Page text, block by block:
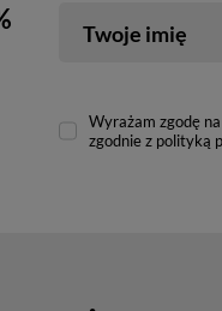
Twoje imię
Wyrażam zgodę
zgodnie z polityką